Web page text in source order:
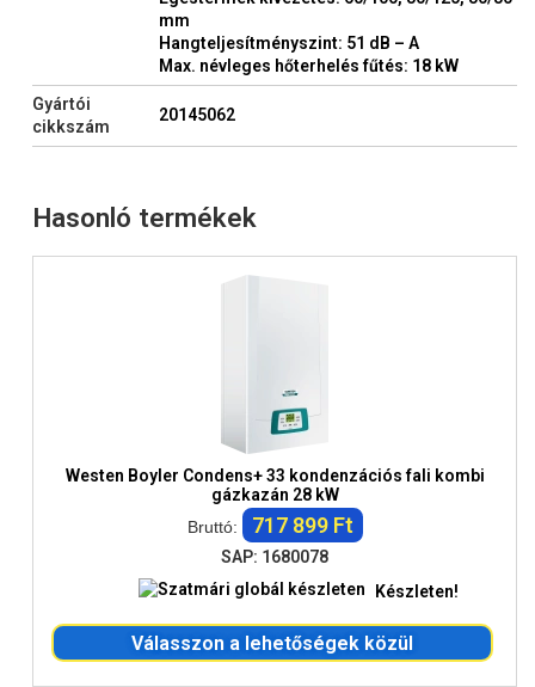
mm
Hangteljesítményszint: 51 dB – A
Max. névleges hőterhelés fűtés: 18 kW
Gyártói
cikkszám
20145062
Hasonló termékek
Westen Boyler Condens+ 33 kondenzációs fali kombi
gázkazán 28 kW
Bruttó:
717 899 Ft
SAP: 1680078
Készleten!
Válasszon a lehetőségek közül